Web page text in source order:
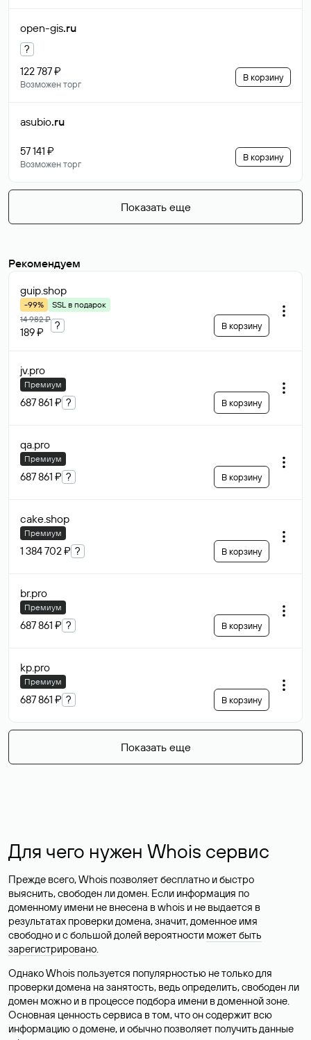
open-gis.ru
?
122 787 ₽
Возможен торг
В корзину
asubio.ru
57 141 ₽
Возможен торг
В корзину
Показать еще
Рекомендуем
guip.shop
-99%
SSL в подарок
14 982 ₽
189 ₽
? В корзину
jv.pro
Премиум
687 861 ₽ ? В корзину
qa.pro
Премиум
687 861 ₽ ? В корзину
cake.shop
Премиум
1 384 702 ₽ ? В корзину
br.pro
Премиум
687 861 ₽ ? В корзину
kp.pro
Премиум
687 861 ₽ ? В корзину
Показать еще
Для чего нужен Whois сервис
Прежде всего, Whois позволяет бесплатно и быстро
выяснить, свободен ли домен. Если информация по
доменному имени не внесена в whois и не выдается в
результатах проверки домена, значит, доменное имя
свободно и с большой долей вероятности может быть
зарегистрировано.
Однако Whois пользуется популярностью не только для
проверки домена на занятость, ведь определить, свободен ли
домен можно и в процессе подбора имени в доменной зоне.
Основная ценность сервиса в том, что он содержит всю
информацию о домене, и обычно позволяет получить данные